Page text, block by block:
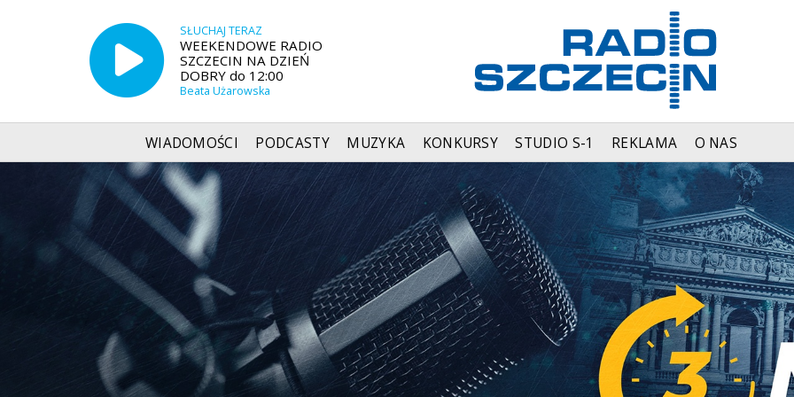
SŁUCHAJ TERAZ
WEEKENDOWE RADIO
SZCZECIN NA DZIEŃ
DOBRY do 12:00
Beata Użarowska
WIADOMOŚCI PODCASTY MUZYKA KONKURSY STUDIO S-1 REKLAMA O NAS